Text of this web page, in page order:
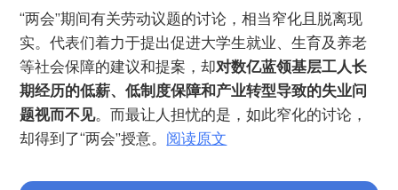
“两会”期间有关劳动议题的讨论，相当窄化且脱离现
实。代表们着力于提出促进大学生就业、生育及养老
等社会保障的建议和提案，却对数亿蓝领基层工人长
期经历的低薪、低制度保障和产业转型导致的失业问
题视而不见。而最让人担忧的是，如此窄化的讨论，
却得到了“两会”授意。 阅读原文